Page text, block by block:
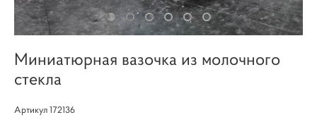
Миниатюрная вазочка из молочного
стекла
Артикул 172136